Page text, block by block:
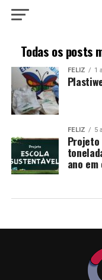
Todas os posts
FELIZ 1
FELIZ 5
ano